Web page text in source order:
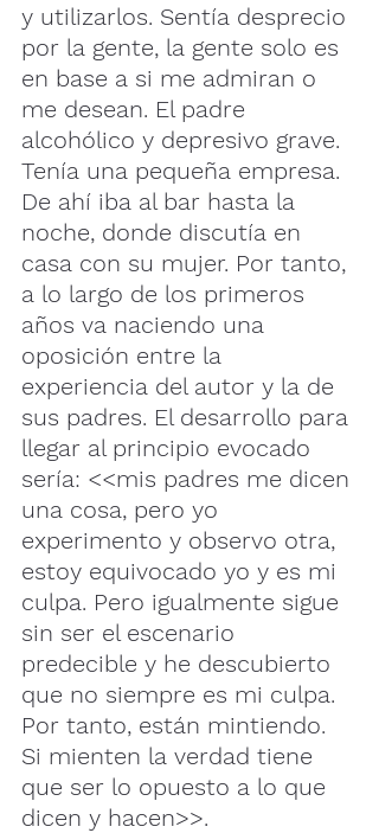
y utilizarlos. Sentía desprecio
por la gente, la gente solo es
en base a si me admiran o
me desean. El padre
alcohólico y depresivo grave.
Tenía una pequeña empresa.
De ahí iba al bar hasta la
noche, donde discutía en
casa con su mujer. Por tanto,
a lo largo de los primeros
años va naciendo una
oposición entre la
experiencia del autor y la de
sus padres. El desarrollo para
llegar al principio evocado
sería: <<mis padres me dicen
una cosa, pero yo
experimento y observo otra,
estoy equivocado yo y es mi
culpa. Pero igualmente sigue
sin ser el escenario
predecible y he descubierto
que no siempre es mi culpa.
Por tanto, están mintiendo.
Si mienten la verdad tiene
que ser lo opuesto a lo que
dicen y hacen>>.